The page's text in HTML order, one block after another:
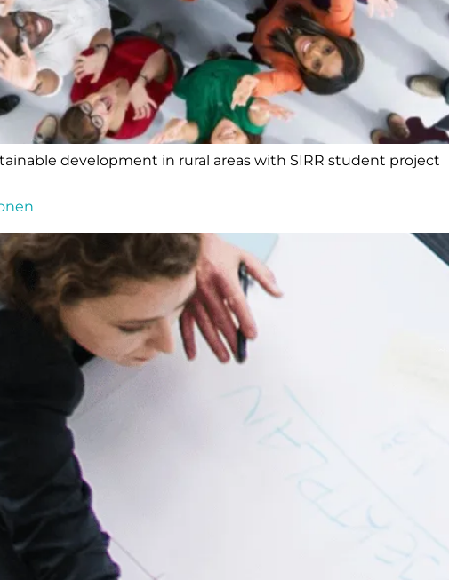
development in rural areas with SIRR student project